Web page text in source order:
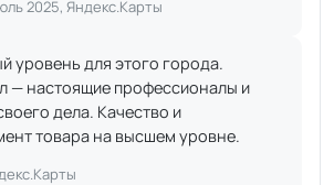
2025, Яндекс.Карты
уровень для этого города.
— настоящие профессионалы и
дела. Качество и
товара на высшем уровне.